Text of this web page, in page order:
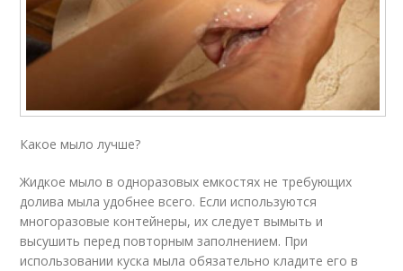
Какое мыло лучше?
Жидкое мыло в одноразовых емкостях не требующих
долива мыла удобнее всего. Если используются
многоразовые контейнеры, их следует вымыть и
высушить перед повторным заполнением. При
использовании куска мыла обязательно кладите его в